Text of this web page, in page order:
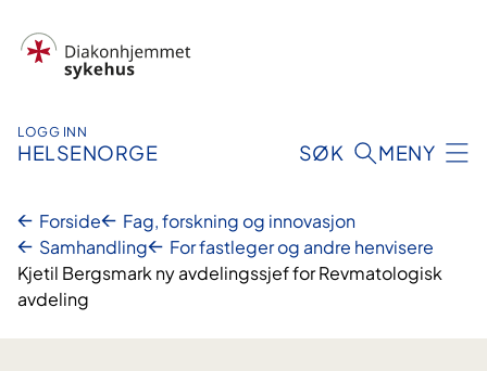
innhold
LOGG INN
HELSENORGE SØK MENY
Forside
Fag, forskning og innovasjon
Samhandling
For fastleger og andre henvisere
Kjetil Bergsmark ny avdelingssjef for Revmatologisk
avdeling